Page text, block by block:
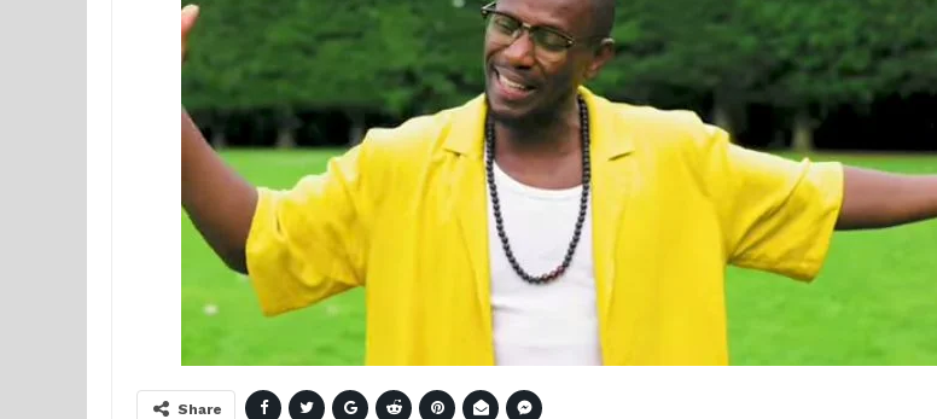
Share